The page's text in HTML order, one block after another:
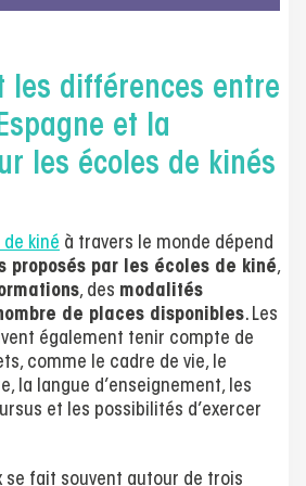
les différences entre
et la
les écoles de kinés
kiné à travers le monde dépend
proposés par les écoles de kiné,
, des modalités
de places disponibles. Les
également tenir compte de
comme le cadre de vie, le
la langue d’enseignement, les
et les possibilités d’exercer
se fait souvent autour de trois